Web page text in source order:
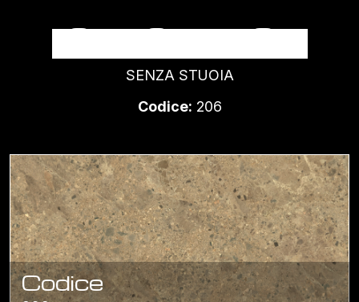
CEPPO VARESE
SENZA STUOIA
Codice: 206
Codice